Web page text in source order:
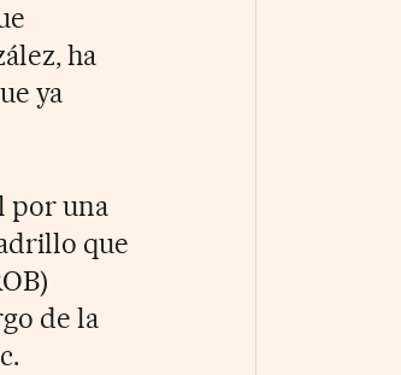
ha
ya
por una
que
de la